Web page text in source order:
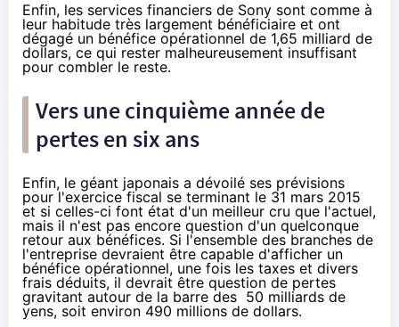
Enfin, les services financiers de Sony sont comme à
leur habitude très largement bénéficiaire et ont
dégagé un bénéfice opérationnel de 1,65 milliard de
dollars, ce qui rester malheureusement insuffisant
pour combler le reste.
Vers une cinquième année de
pertes en six ans
Enfin, le géant japonais a dévoilé ses prévisions
pour l'exercice fiscal se terminant le 31 mars 2015
et si celles-ci font état d'un meilleur cru que l'actuel,
mais il n'est pas encore question d'un quelconque
retour aux bénéfices. Si l'ensemble des branches de
l'entreprise devraient être capable d'afficher un
bénéfice opérationnel, une fois les taxes et divers
frais déduits, il devrait être question de pertes
gravitant autour de la barre des 50 milliards de
yens, soit environ 490 millions de dollars.